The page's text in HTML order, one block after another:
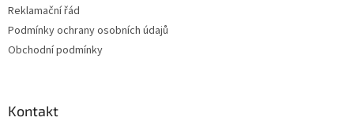
Reklamační řád
Podmínky ochrany osobních údajů
Obchodní podmínky
Kontakt